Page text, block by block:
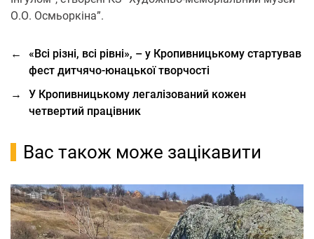
О.О. Осмьоркіна”.
←
«Всі різні, всі рівні», – у Кропивницькому стартував
фест дитчячо-юнацької творчості
→
У Кропивницькому легалізований кожен
четвертий працівник
Вас також може зацікавити